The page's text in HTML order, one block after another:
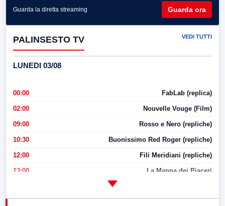
Guarda la diretta streaming Guarda ora
PALINSESTO TV VEDI TUTTI
LUNEDI 03/08
00:00 FabLab (replica)
02:00 Nouvelle Vouge (Film)
09:00 Rosso e Nero (repliche)
10:30 Buonissimo Red Roger (repliche)
12:00 Fili Meridiani (repliche)
13:00 La Mappa dei Piaceri